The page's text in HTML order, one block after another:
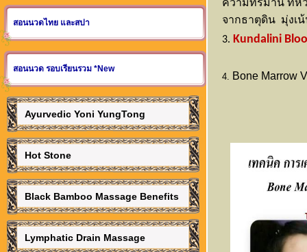
สอนนวดไทย และสปา
สอนนวด รอบเรียนรวม *New
Ayurvedic Yoni YungTong
Hot Stone
Black Bamboo Massage Benefits
Lymphatic Drain Massage
ความทรมาน ที่หั
จากธาตุดิน มุ่งเ
3. Kundalini
4. Bone Marrow